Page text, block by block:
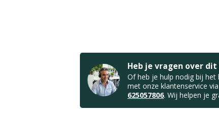
Heb je vragen over
Of heb je hulp nodig bij
met onze klantenservice via
625057806. Wij helpen je